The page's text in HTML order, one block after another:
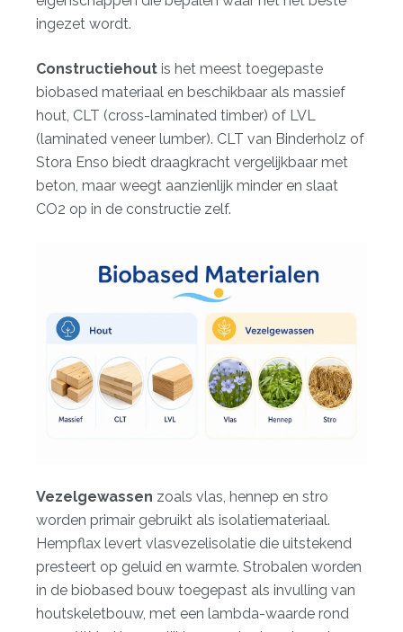
ingezet wordt.
Constructiehout is het meest toegepaste
biobased materiaal en beschikbaar als massief
hout, CLT (cross-laminated timber) of LVL
(laminated veneer lumber). CLT van Binderholz of
Stora Enso biedt draagkracht vergelijkbaar met
beton, maar weegt aanzienlijk minder en slaat
CO2 op in de constructie zelf.
Vezelgewassen zoals vlas, hennep en stro
worden primair gebruikt als isolatiemateriaal.
Hempflax levert vlasvezelisolatie die uitstekend
presteert op geluid en warmte. Strobalen worden
in de biobased bouw toegepast als invulling van
houtskeletbouw, met een lambda-waarde rond